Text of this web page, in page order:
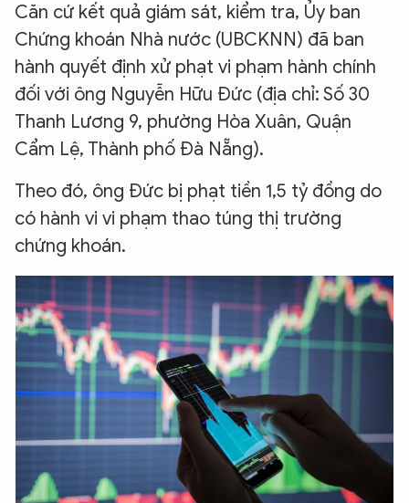
Căn cứ kết quả giám sát, kiểm tra, Ủy ban
Chứng khoán Nhà nước (UBCKNN) đã ban
hành quyết định xử phạt vi phạm hành chính
đối với ông Nguyễn Hữu Đức (địa chỉ: Số 30
Thanh Lương 9, phường Hòa Xuân, Quận
Cẩm Lệ, Thành phố Đà Nẵng).
Theo đó, ông Đức bị phạt tiền 1,5 tỷ đồng do
có hành vi vi phạm thao túng thị trường
chứng khoán.